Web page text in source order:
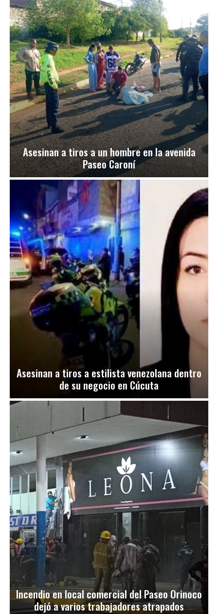
Asesinan a tiros a un hombre en la avenida
Paseo Caroní
Asesinan a tiros a estilista venezolana dentro
de su negocio en Cúcuta
Incendio en local comercial del Paseo Orinoco
dejó a varios trabajadores atrapados